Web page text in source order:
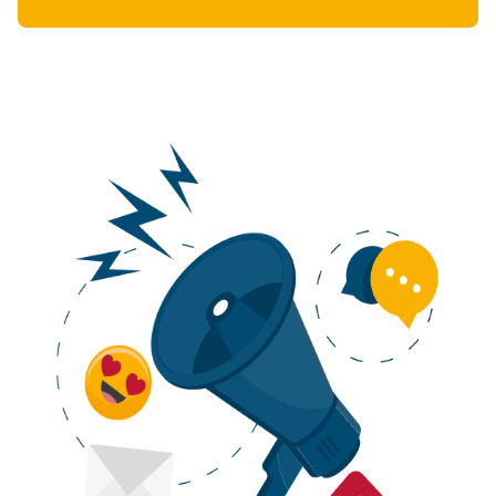
Senior Technical Manager Digitalization & Advisory
Ernst & Young